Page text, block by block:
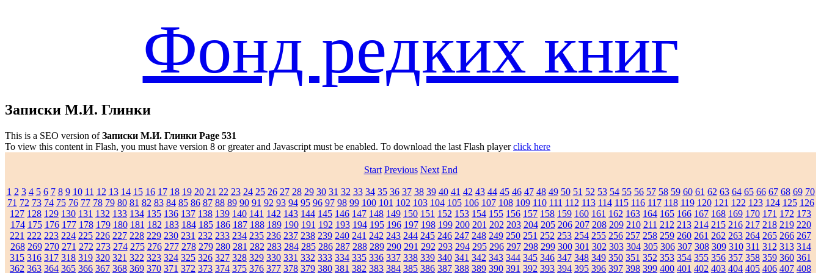
Фонд редких книг
Записки М.И. Глинки
This is a SEO version ofЗаписки М.И. Глинки Page 531
To view this content in Flash, you must have version 8 or greater and Javascript must be enabled. To download the last Flash playerclick here
Start Previous Next End
1 2 3 4 5 6 7 8 9 10 11 12 13 14 15 16 17 18 19 20 21 22 23 24 25 26 27 28 29 30 31 32 33 34 35 36 37 38 39 40 41 42 43 44 45 46 47 48 49 50 51 52 53 54 55 56 57 58 59 60 61 62 63 64 65 66 67 68 69 70
71 72 73 74 75 76 77 78 79 80 81 82 83 84 85 86 87 88 89 90 91 92 93 94 95 96 97 98 99 100 101 102 103 104 105 106 107 108 109 110 111 112 113 114 115 116 117 118 119 120 121 122 123 124 125 126
127 128 129 130 131 132 133 134 135 136 137 138 139 140 141 142 143 144 145 146 147 148 149 150 151 152 153 154 155 156 157 158 159 160 161 162 163 164 165 166 167 168 169 170 171 172 173
174 175 176 177 178 179 180 181 182 183 184 185 186 187 188 189 190 191 192 193 194 195 196 197 198 199 200 201 202 203 204 205 206 207 208 209 210 211 212 213 214 215 216 217 218 219 220
221 222 223 224 225 226 227 228 229 230 231 232 233 234 235 236 237 238 239 240 241 242 243 244 245 246 247 248 249 250 251 252 253 254 255 256 257 258 259 260 261 262 263 264 265 266 267
268 269 270 271 272 273 274 275 276 277 278 279 280 281 282 283 284 285 286 287 288 289 290 291 292 293 294 295 296 297 298 299 300 301 302 303 304 305 306 307 308 309 310 311 312 313 314
315 316 317 318 319 320 321 322 323 324 325 326 327 328 329 330 331 332 333 334 335 336 337 338 339 340 341 342 343 344 345 346 347 348 349 350 351 352 353 354 355 356 357 358 359 360 361
362 363 364 365 366 367 368 369 370 371 372 373 374 375 376 377 378 379 380 381 382 383 384 385 386 387 388 389 390 391 392 393 394 395 396 397 398 399 400 401 402 403 404 405 406 407 408